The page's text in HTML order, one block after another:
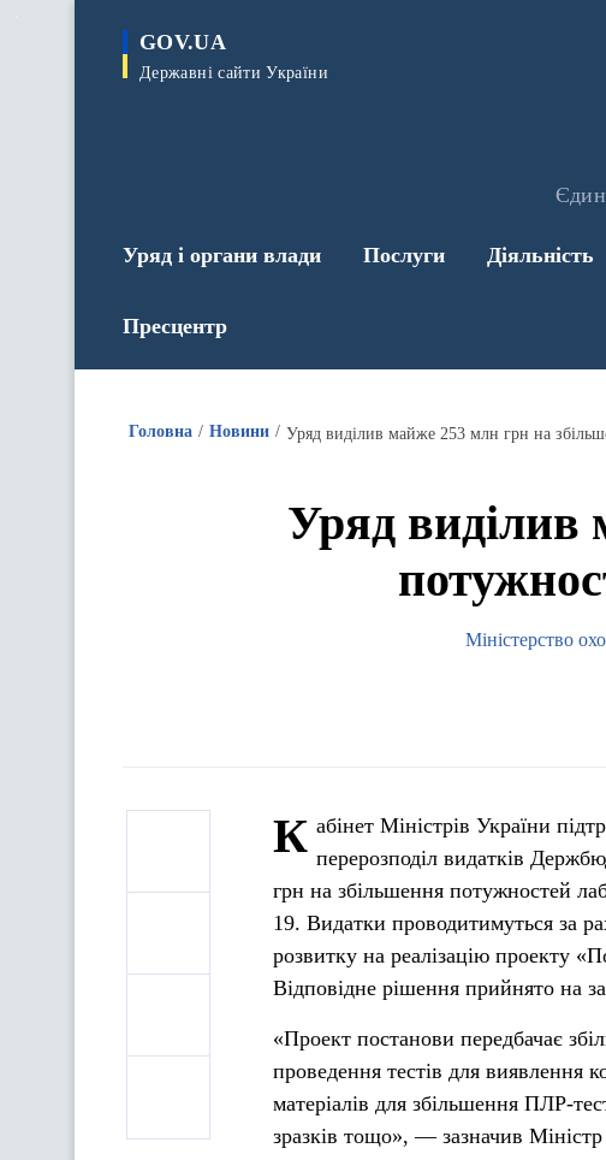
GOV.UA
Державні сайти України
Уряд і органи влади Послуги Діяльність
Пресцентр
Головна Новини Уряд виділив майже 253 млн грн на
Уряд виділив
Міністерство
К абінет Міністрів України
перерозподіл видатків
грн на збільшення потужностей
19. Видатки проводитимуться за
розвитку на реалізацію проекту
Відповідне рішення прийнято на
«Проект постанови передбачає
проведення тестів для виявлення
матеріалів для збільшення ПЛР-
зразків тощо», — зазначив